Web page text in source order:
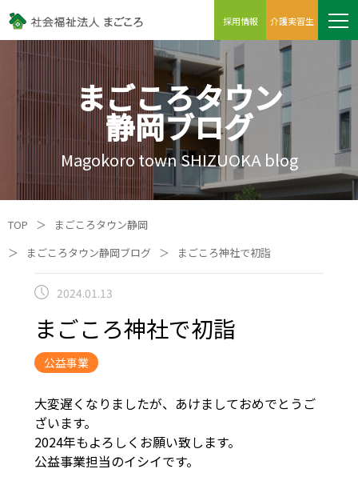
採用情報 介護実習生
まごころタウン
静岡ブログ
Magokoro town SHIZUOKA blog
TOP ＞
まごころタウン静岡
＞
まごころタウン静岡ブログ ＞ まごころ神社で初詣
2024.01.13
まごころ神社で初詣
公益事業
大変遅くなりましたが、あけましておめでとうご
ざいます。
2024年もよろしくお願い致します。
公益事業担当のイシイです。